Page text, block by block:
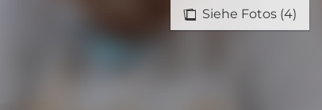
Siehe Fotos (4)